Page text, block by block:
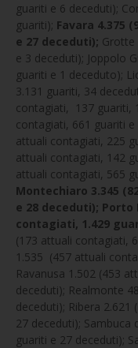
guariti e 6 deceduti);
guariti); Favara 4.375
e 27 deceduti); Grotte
e 3 deceduti); Joppolo
guariti e 1 deceduto);
3.131 guariti, 34
contagiati, 137 guariti,
contagiati, 661 guariti
attuali contagiati, 225
attuali contagiati, 142
attuali contagiati, 565
Montechiaro 3.345
e 28 deceduti); Porto
contagiati, 1.429
(173 attuali contagiati,
1.535 (457 attuali
Ravanusa 1.502 (453
deceduti); Realmonte
deceduti); Ribera
27 deceduti); Sambuca
guariti e 27 deceduti);